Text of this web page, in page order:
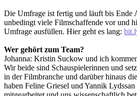
Die Umfrage ist fertig und läuft bis Ende
unbedingt viele Filmschaffende vor und
Umfrage ausfüllen. Hier geht es lang:
Wer gehört zum Team?
Johanna: Kristin Suckow und ich
Wir beide sind Schauspielerinnen und
in der Filmbranche und darüber hinaus
haben Feline Griesel und Yannik